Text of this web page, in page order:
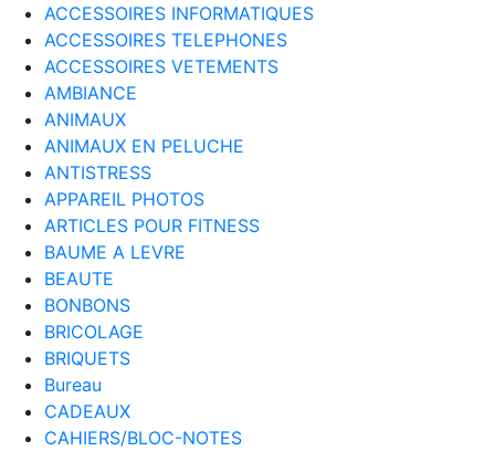
ACCESSOIRES INFORMATIQUES
ACCESSOIRES TELEPHONES
ACCESSOIRES VETEMENTS
AMBIANCE
ANIMAUX
ANIMAUX EN PELUCHE
ANTISTRESS
APPAREIL PHOTOS
ARTICLES POUR FITNESS
BAUME A LEVRE
BEAUTE
BONBONS
BRICOLAGE
BRIQUETS
Bureau
CADEAUX
CAHIERS/BLOC-NOTES